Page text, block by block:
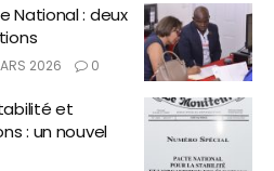
National : deux
2026 0
et
: un nouvel